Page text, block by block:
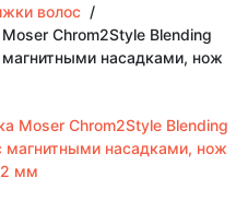
волос /
Chrom2Style Blending
насадками, нож